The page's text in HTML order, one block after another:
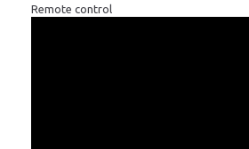
Remote control